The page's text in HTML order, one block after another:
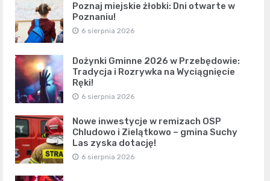
Poznaj miejskie żłobki: Dni otwarte w
Poznaniu!
6 sierpnia 2026
Dożynki Gminne 2026 w Przebędowie:
Tradycja i Rozrywka na Wyciągnięcie
Ręki!
6 sierpnia 2026
Nowe inwestycje w remizach OSP
Chludowo i Zielątkowo – gmina Suchy
Las zyska dotację!
6 sierpnia 2026